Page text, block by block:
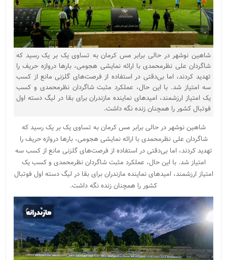
شاهین نوشهر در حالی برابر مس کرمان به تساوی یک بر یک رسید که
شاگردان علی نظرمحمدی با ارائه نمایشی هجومی، بارها دروازه حریف را
تهدید کردند، اما بی‌دقتی در استفاده از فرصت‌های گلزنی مانع از کسب
سه امتیاز شد. با این حال، عملکرد مثبت شاگردان نظرمحمدی و کسب
یک امتیاز ارزشمند، امیدهای نماینده مازندران برای بقا در لیگ دسته اول
فوتبال کشور را همچنان زنده نگه داشت.
شاهین نوشهر در حالی برابر مس کرمان به تساوی یک بر یک رسید که
شاگردان علی نظرمحمدی با ارائه نمایشی هجومی، بارها دروازه حریف را
تهدید کردند، اما بی‌دقتی در استفاده از فرصت‌های گلزنی مانع از کسب سه
امتیاز شد. با این حال، عملکرد مثبت شاگردان نظرمحمدی و کسب یک
امتیاز ارزشمند، امیدهای نماینده مازندران برای بقا در لیگ دسته اول فوتبال
کشور را همچنان زنده نگه داشت.
نمایشگر
ویدیو